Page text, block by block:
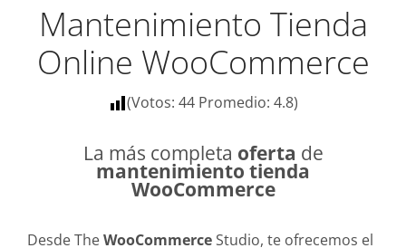
Mantenimiento Tienda
Online WooCommerce
(Votos: 44Promedio: 4.8)
La más completa oferta de
mantenimiento tienda
WooCommerce
Desde TheWooCommerceStudio, te ofrecemos el